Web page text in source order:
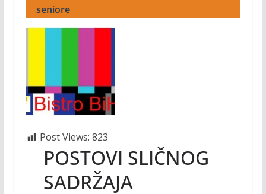
seniore
Post Views: 823
POSTOVI SLIČNOG
SADRŽAJA